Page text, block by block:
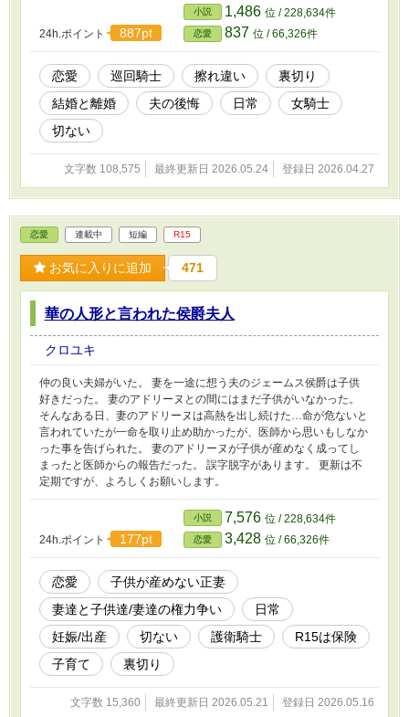
24h.ポイント 887pt
小説 1,486 位 / 228,634件
恋愛 837 位 / 66,326件
恋愛 巡回騎士 擦れ違い
裏切り
結婚と離婚
夫の後悔 日常
女騎士
切ない
文字数 108,575 最終更新日 2026.05.24 登録日 2026.04.27
恋愛 連載中 短編 R15
お気に入りに追加 471
華の人形と言われた侯爵夫人
クロユキ
仲の良い夫婦がいた。 妻を一途に想う夫のジェームス侯爵は子供
好きだった。 妻のアドリーヌとの間にはまだ子供がいなかった。
そんなある日、妻のアドリーヌは高熱を出し続けた…命が危ないと
言われていたが一命を取り止め助かったが、医師から思いもしなか
った事を告げられた。 妻のアドリーヌが子供が産めなく成ってし
まったと医師からの報告だった。 誤字脱字があります。 更新は不
定期ですが、よろしくお願いします。
24h.ポイント 177pt
小説 7,576 位 / 228,634件
恋愛 3,428 位 / 66,326件
恋愛
子供が産めない正妻
妻達と子供達/妻達の権力争い
日常
妊娠/出産
切ない 護衛騎士
R15は保険
子育て
裏切り
文字数 15,360 最終更新日 2026.05.21 登録日 2026.05.16